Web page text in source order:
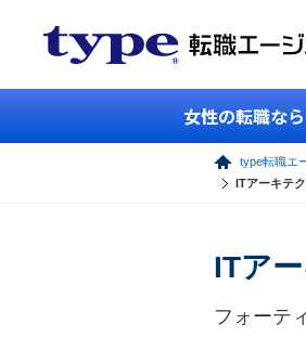
女性の転職なら
type転職エ
ITアーキテ
ITア
フォーテ